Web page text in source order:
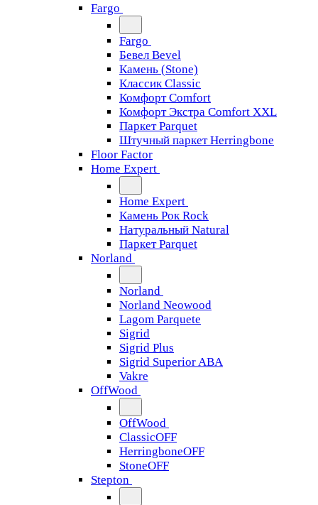
Fargo
Fargo
Бевел Bevel
Камень (Stone)
Классик Classic
Комфорт Comfort
Комфорт Экстра Comfort XXL
Паркет Parquet
Штучный паркет Herringbone
Floor Factor
Home Expert
Home Expert
Камень Рок Rock
Натуральный Natural
Паркет Parquet
Norland
Norland
Norland Neowood
Lagom Parquete
Sigrid
Sigrid Plus
Sigrid Superior ABA
Vakre
OffWood
OffWood
ClassicOFF
HerringboneOFF
StoneOFF
Stepton